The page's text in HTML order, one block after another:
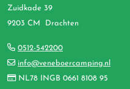
Zuidkade 39
9203 CM Drachten
0512-542200
info@veneboercamping.nl
NL78 INGB 0661 8108 95